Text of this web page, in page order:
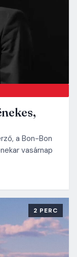
a Bon-Bon
vasárnap
2 PERC